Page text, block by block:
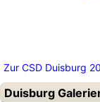
Zur CSD Duisburg
Duisburg